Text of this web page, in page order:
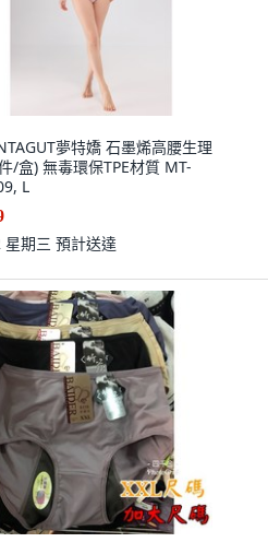
夢特嬌 石墨烯高腰生理
/盒) 無毒環保TPE材質 MT-
L
期三 預計送達